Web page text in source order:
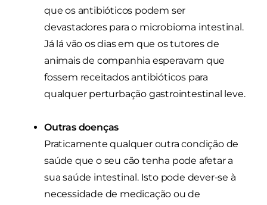
que os antibióticos podem ser
devastadores para o microbioma intestinal.
Já lá vão os dias em que os tutores de
animais de companhia esperavam que
fossem receitados antibióticos para
qualquer perturbação gastrointestinal leve.
Outras doenças
Praticamente qualquer outra condição de
saúde que o seu cão tenha pode afetar a
sua saúde intestinal. Isto pode dever-se à
necessidade de medicação ou de